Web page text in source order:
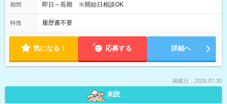
期間 即日～長期 ※開始日相談OK
特徴 履歴書不要
気になる！ 応募する 詳細へ
掲載日：2026.07.30
未読